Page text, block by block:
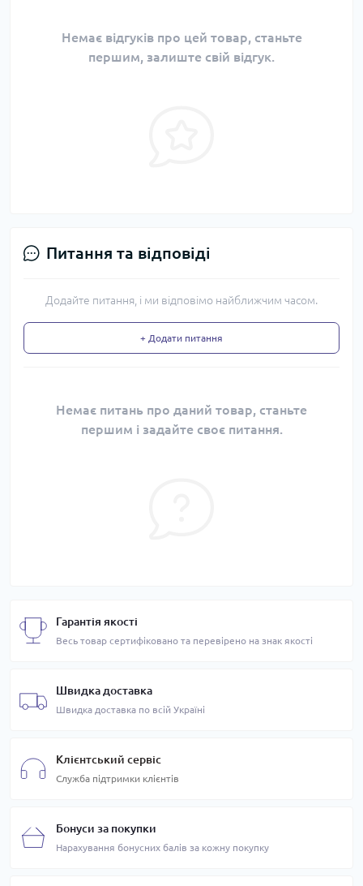
Немає відгуків про цей товар, станьте
першим, залиште свій відгук.
Питання та відповіді
Додайте питання, і ми відповімо найближчим часом.
+ Додати питання
Немає питань про даний товар, станьте
першим і задайте своє питання.
Гарантія якості
Весь товар сертифіковано та перевірено на знак якості
Швидка доставка
Швидка доставка по всій Україні
Клієнтський сервіс
Служба підтримки клієнтів
Бонуси за покупки
Нарахування бонусних балів за кожну покупку